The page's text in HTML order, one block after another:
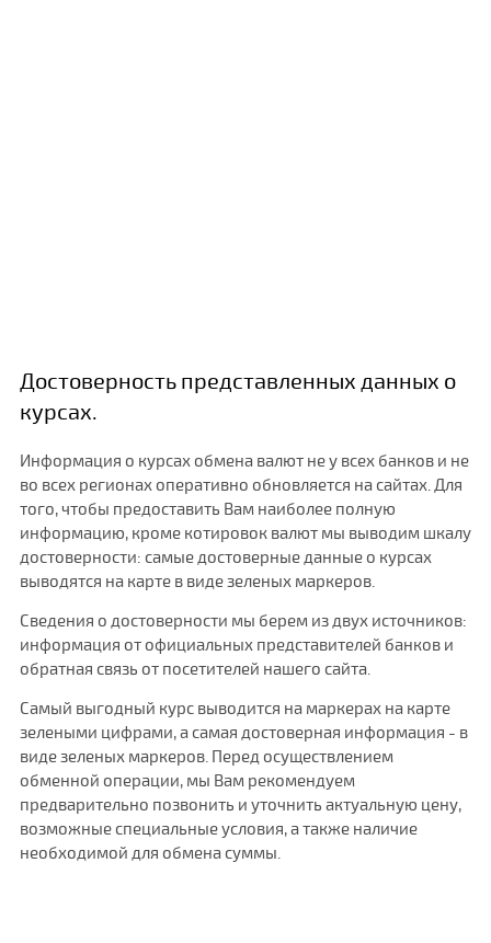
Достоверность представленных данных о
курсах.
Информация о курсах обмена валют не у всех банков и не
во всех регионах оперативно обновляется на сайтах. Для
того, чтобы предоставить Вам наиболее полную
информацию, кроме котировок валют мы выводим шкалу
достоверности: самые достоверные данные о курсах
выводятся на карте в виде зеленых маркеров.
Сведения о достоверности мы берем из двух источников:
информация от официальных представителей банков и
обратная связь от посетителей нашего сайта.
Самый выгодный курс выводится на маркерах на карте
зелеными цифрами, а самая достоверная информация - в
виде зеленых маркеров. Перед осуществлением
обменной операции, мы Вам рекомендуем
предварительно позвонить и уточнить актуальную цену,
возможные специальные условия, а также наличие
необходимой для обмена суммы.